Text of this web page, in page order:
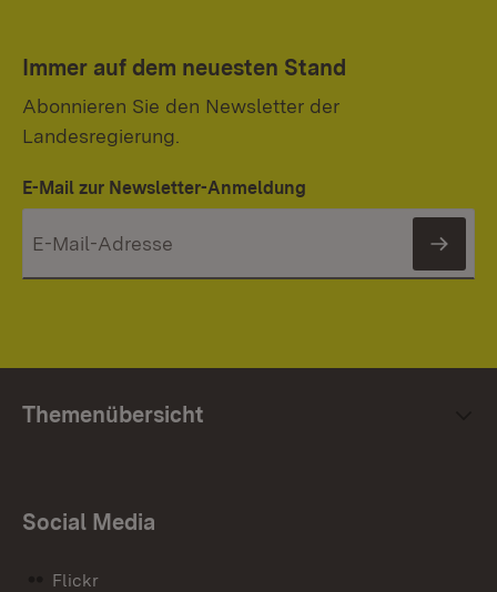
Immer auf dem neuesten Stand
Abonnieren Sie den Newsletter der
Landesregierung.
E-Mail zur Newsletter-Anmeldung
Themenübersicht
Social Media
Flickr